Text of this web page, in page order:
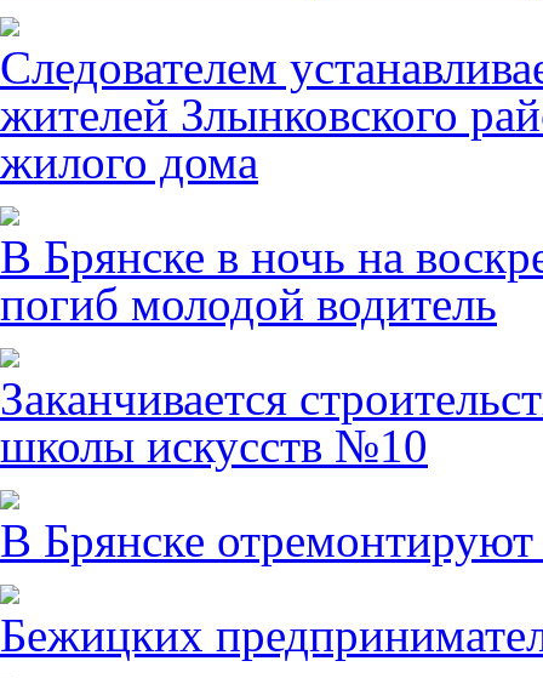
Следователем
жителей Злынковского
жилого дома
В Брянске в ночь на
погиб молодой водитель
Заканчивается
школы искусств №10
В Брянске
Бежицких